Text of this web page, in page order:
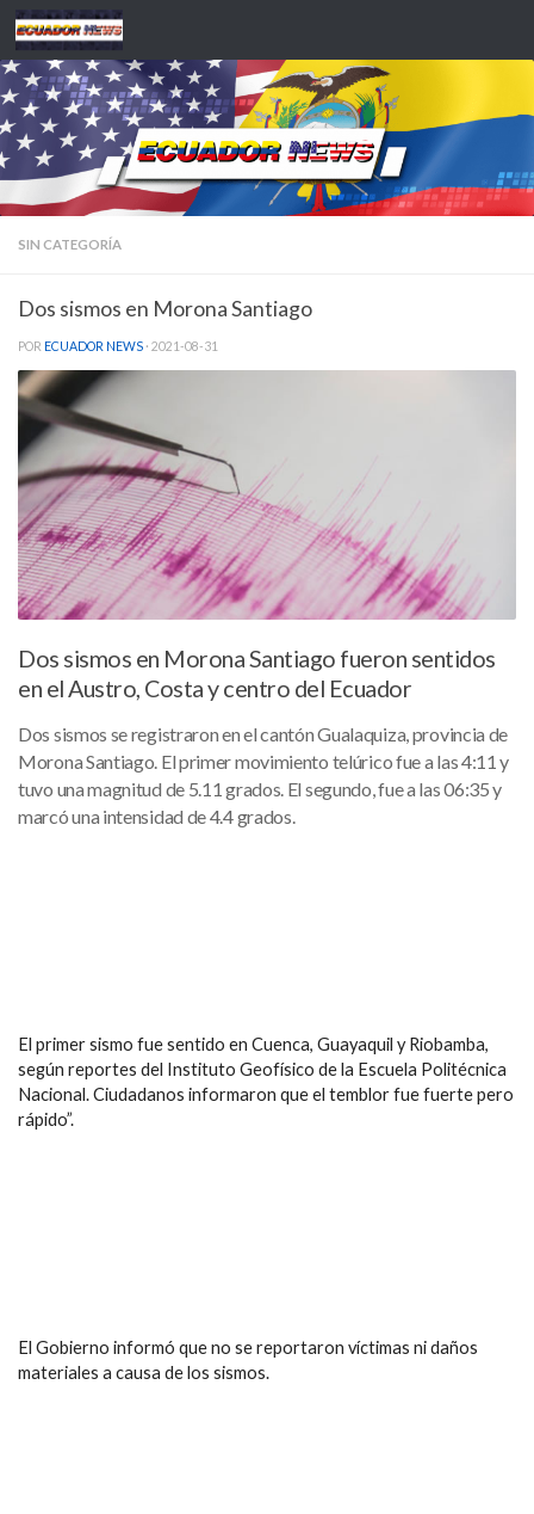
Saltar al contenido
SIN CATEGORÍA
Dos sismos en Morona Santiago
POR ECUADOR NEWS · 2021-08-31
Dos sismos en Morona Santiago fueron sentidos
en el Austro, Costa y centro del Ecuador
Dos sismos se registraron en el cantón Gualaquiza, provincia de
Morona Santiago. El primer movimiento telúrico fue a las 4:11 y
tuvo una magnitud de 5.11 grados. El segundo, fue a las 06:35 y
marcó una intensidad de 4.4 grados.
El primer sismo fue sentido en Cuenca, Guayaquil y Riobamba,
según reportes del Instituto Geofísico de la Escuela Politécnica
Nacional. Ciudadanos informaron que el temblor fue fuerte pero
rápido”.
El Gobierno informó que no se reportaron víctimas ni daños
materiales a causa de los sismos.